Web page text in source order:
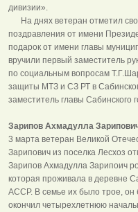
дивизии».
На днях ветеран отметил
поздравления от имени
подарок от имени главы
вручили первый заместитель
по социальным вопросам
защиты МТЗ и СЗ РТ в
заместитель главы Сабинского
Зарипов Ахмадулла
3 марта ветеран Великой
Зарипович из поселка Лесхоз
Зарипов Ахмадулла Зарипоич
которая проживала в деревне
АССР. В семье их было трое,
окончил четырехлетнюю